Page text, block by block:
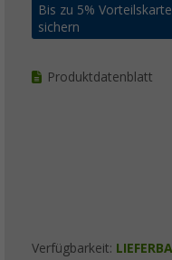
Bis zu 5%
sichern
Produktdatenblatt
Verfügbarkeit: